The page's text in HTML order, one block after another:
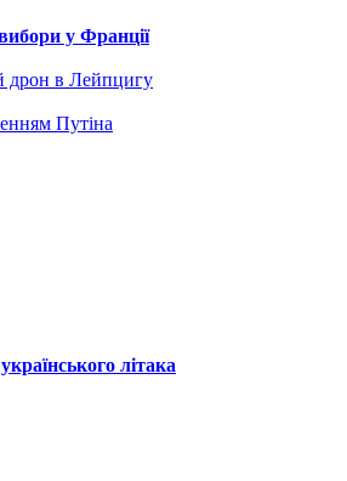
у Франції
дрон в Лейпцигу
Путіна
літака